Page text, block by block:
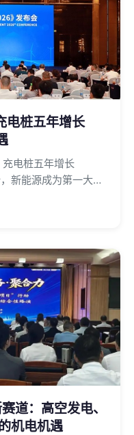
电桩五年增长
电桩五年增长
新能源成为第一大电
道：高空发电、
机电机遇